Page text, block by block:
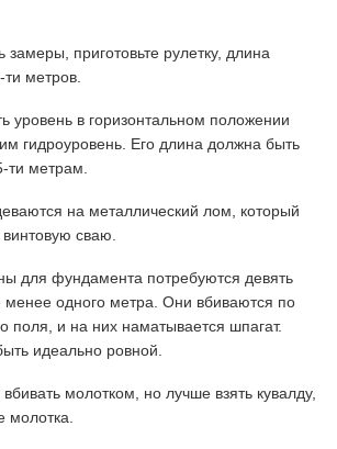
приготовьте рулетку, длина
метров.
уровень в горизонтальном положении
гидроуровень. Его длина должна быть
ти метрам.
на металлический лом, который
сваю.
для фундамента потребуются девять
менее одного метра. Они вбиваются по
поля, и на них наматывается шпагат.
идеально ровной.
молотком, но лучше взять кувалду,
молотка.